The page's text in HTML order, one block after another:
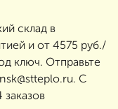
склад в
и от 4575 руб./
ключ. Отправьте
С